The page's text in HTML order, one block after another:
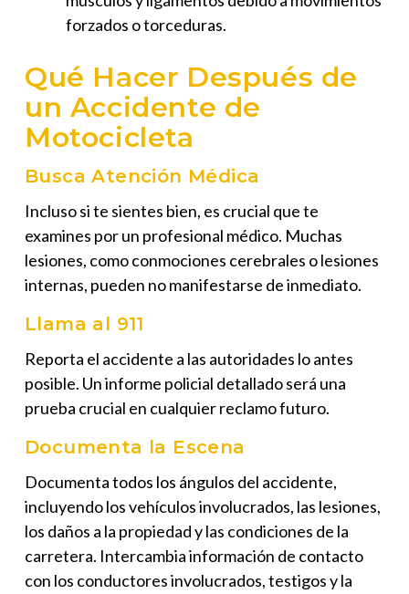
forzados o torceduras.
Qué Hacer Después de
un Accidente de
Motocicleta
Busca Atención Médica
Incluso si te sientes bien, es crucial que te
examines por un profesional médico. Muchas
lesiones, como conmociones cerebrales o lesiones
internas, pueden no manifestarse de inmediato.
Llama al 911
Reporta el accidente a las autoridades lo antes
posible. Un informe policial detallado será una
prueba crucial en cualquier reclamo futuro.
Documenta la Escena
Documenta todos los ángulos del accidente,
incluyendo los vehículos involucrados, las lesiones,
los daños a la propiedad y las condiciones de la
carretera. Intercambia información de contacto
con los conductores involucrados, testigos y la